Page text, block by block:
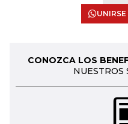
CONOZCA LOS
NUESTROS